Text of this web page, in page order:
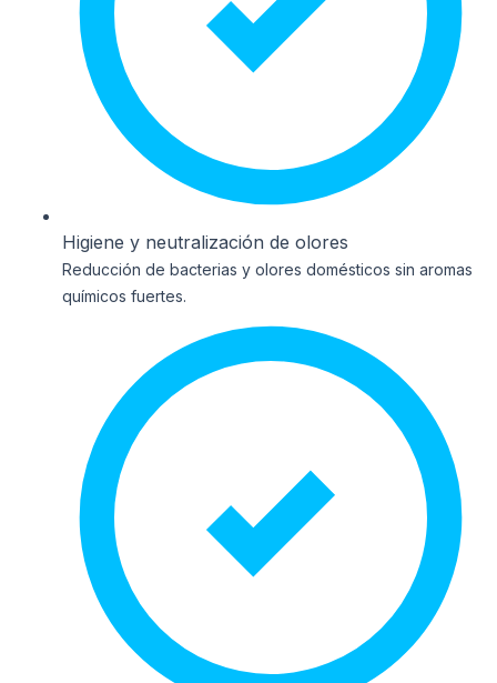
Higiene y neutralización de olores
Reducción de bacterias y olores domésticos sin aromas
químicos fuertes.